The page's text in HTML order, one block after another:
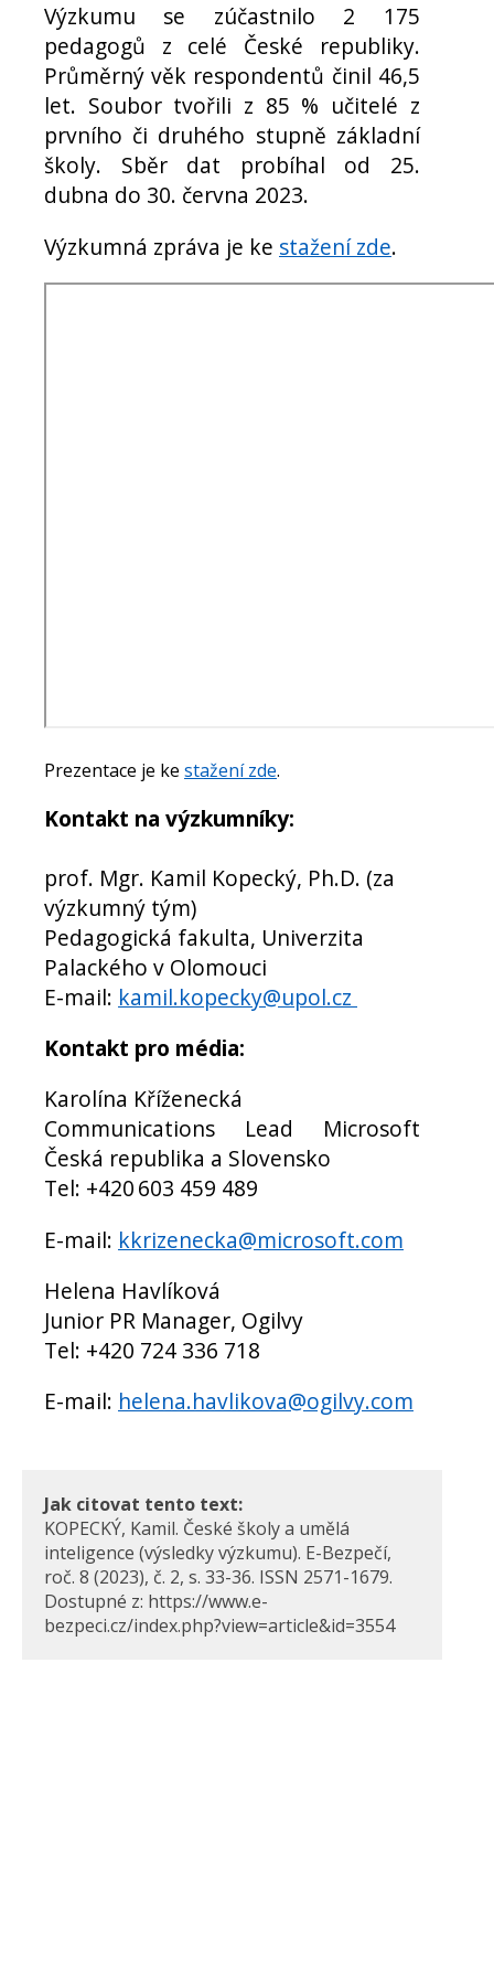
Výzkumu se zúčastnilo 2 175
pedagogů z celé České republiky.
Průměrný věk respondentů činil 46,5
let. Soubor tvořili z 85 % učitelé z
prvního či druhého stupně základní
školy. Sběr dat probíhal od 25.
dubna do 30. června 2023.
Výzkumná zpráva je ke stažení zde.
Prezentace je ke stažení zde.
Kontakt na výzkumníky:
prof. Mgr. Kamil Kopecký, Ph.D. (za
výzkumný tým)
Pedagogická fakulta, Univerzita
Palackého v Olomouci
E-mail: kamil.kopecky@upol.cz
Kontakt pro média:
Karolína Kříženecká
Communications Lead Microsoft
Česká republika a Slovensko
Tel: +420 603 459 489
E-mail: kkrizenecka@microsoft.com
Helena Havlíková
Junior PR Manager, Ogilvy
Tel: +420 724 336 718
E-mail: helena.havlikova@ogilvy.com
Jak citovat tento text:
KOPECKÝ, Kamil. České školy a umělá
inteligence (výsledky výzkumu). E-Bezpečí,
roč. 8 (2023), č. 2, s. 33-36. ISSN 2571-1679.
Dostupné z: https://www.e-
bezpeci.cz/index.php?view=article&id=3554